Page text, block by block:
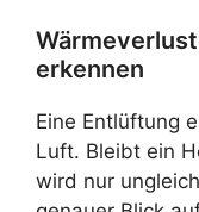
erkennen
Eine Entlüftung
Luft. Bleibt ein
wird nur